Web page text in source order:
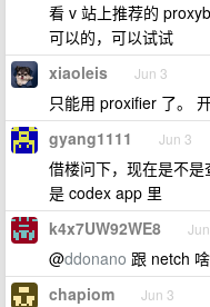
看 v 站上推荐的
可以的，可以试试
xiaoleis Jun 3
只能用 proxifier 了。
gyang1111 Jun 3
借楼问下，现在是不
是 codex app 里
k4x7UW92WE8
@ddonano 跟 netch
chapiom Jun 3